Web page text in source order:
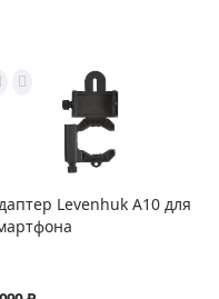
Levenhuk A10 для